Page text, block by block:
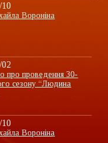
10
Вороніна
про проведення 30-
сезону “Людина
10
Вороніна